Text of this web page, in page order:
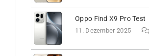
Oppo Find X9 Pro Test
11. Dezember 2025